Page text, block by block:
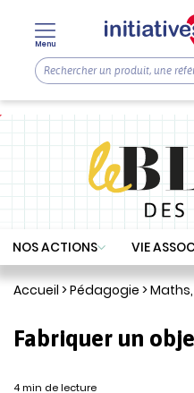
NOS ACTIONS VIE
Accueil >Pédagogie >
Fabriquer un
4 min de lecture
Menu